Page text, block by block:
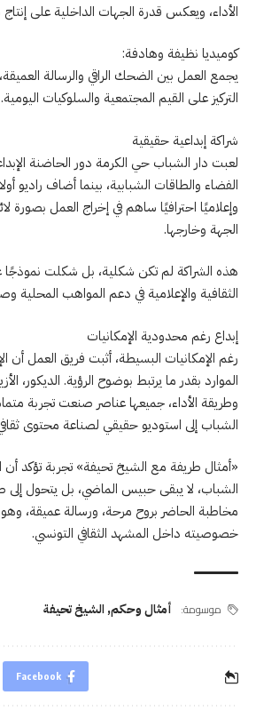
الأداء، ويعكس قدرة الجهات الداخلية على
كوميديا نظيفة وهادفة:
يجمع العمل بين الضحك الراقي والرسالة
التركيز على القيم المجتمعية والسلوكيات اليومية.
شراكة إبداعية حقيقية
لعبت دار الشباب حي الكرمة دور الحاضنة
الفضاء والطاقات الشبابية، بينما أضاف راديو
وإعلاميًا احترافيًا ساهم في إخراج العمل بصورة
الجهة وخارجها.
هذه الشراكة لم تكن شكلية، بل شكلت نموذجًا
الثقافية والإعلامية في دعم المواهب
إبداع رغم محدودية الإمكانيات
رغم الإمكانيات البسيطة، أثبت فريق العمل أن
الموارد بقدر ما يرتبط بوضوح الرؤية. الديكور،
وطريقة الأداء، جميعها عناصر صنعت تجربة
الشباب إلى استوديو حقيقي لصناعة محتوى
«أمثال طريفة مع الشيخ تحيفة» تجربة تؤكد
الشباب، لا يبقى حبيس الماضي، بل يتحول
مخاطبة الحاضر بروح مرحة، ورسالة عميقة،
خصوصيته داخل المشهد الثقافي التونسي.
موسومة: أمثال وحكم,الشيخ تحيفة
Facebook